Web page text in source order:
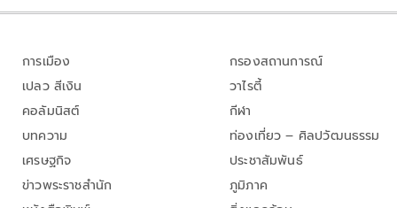
การเมือง
เปลว สีเงิน
คอลัมนิสต์
บทความ
เศรษฐกิจ
ข่าวพระราชสำนัก
กรองสถานการณ์
วาไรตี้
กีฬา
ท่องเที่ยว – ศิลปวัฒนธรรม
ประชาสัมพันธ์
ภูมิภาค